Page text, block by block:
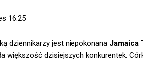
16:25
dziennikarzy jest niepokonana Jamaica
większość dzisiejszych konkurentek.